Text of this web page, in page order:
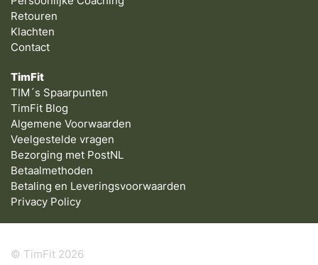
Retouren
Klachten
Contact
TimFit
TIM´s Spaarpunten
TimFit Blog
Algemene Voorwaarden
Veelgestelde vragen
Bezorging met PostNL
Betaalmethoden
Betaling en Leveringsvoorwaarden
Privacy Policy
© TimFit 2026